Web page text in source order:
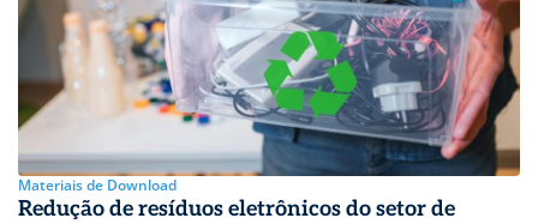
Materiais de Download
Redução de resíduos eletrônicos do setor de